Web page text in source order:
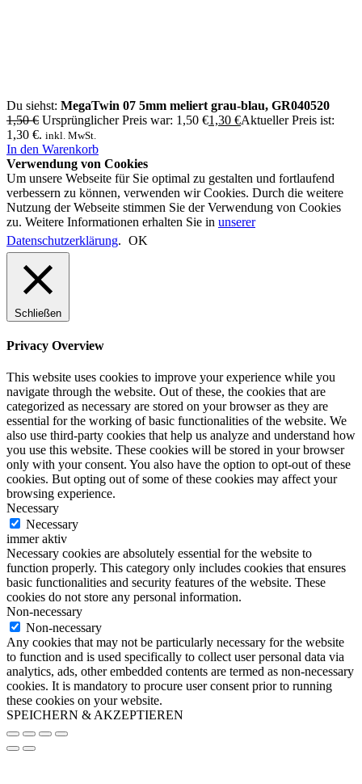
Du siehst: MegaTwin 07 5mm meliert grau-blau, GR040520
1,50€ Ursprünglicher Preis war: 1,50 €1,30 €Aktueller Preis ist:
1,30 €. inkl. MwSt.
In den Warenkorb
Verwendung von Cookies
Um unsere Webseite für Sie optimal zu gestalten und fortlaufend
verbessern zu können, verwenden wir Cookies. Durch die weitere
Nutzung der Webseite stimmen Sie der Verwendung von Cookies
zu. Weitere Informationen erhalten Sie in unserer
Datenschutzerklärung. OK
Schließen
Privacy Overview
This website uses cookies to improve your experience while you
navigate through the website. Out of these, the cookies that are
categorized as necessary are stored on your browser as they are
essential for the working of basic functionalities of the website. We
also use third-party cookies that help us analyze and understand how
you use this website. These cookies will be stored in your browser
only with your consent. You also have the option to opt-out of these
cookies. But opting out of some of these cookies may affect your
browsing experience.
Necessary
Necessary
immer aktiv
Necessary cookies are absolutely essential for the website to
function properly. This category only includes cookies that ensures
basic functionalities and security features of the website. These
cookies do not store any personal information.
Non-necessary
Non-necessary
Any cookies that may not be particularly necessary for the website
to function and is used specifically to collect user personal data via
analytics, ads, other embedded contents are termed as non-necessary
cookies. It is mandatory to procure user consent prior to running
these cookies on your website.
SPEICHERN & AKZEPTIEREN